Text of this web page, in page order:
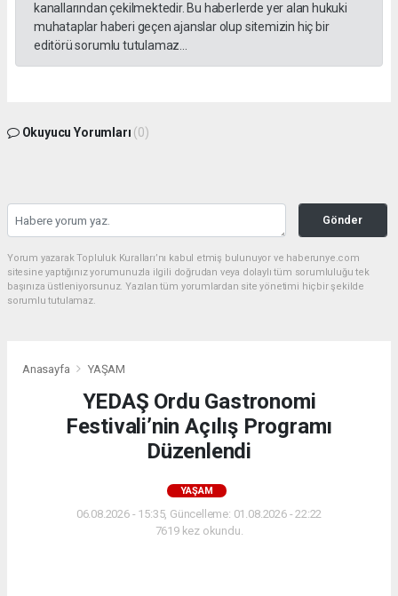
kanallarından çekilmektedir. Bu haberlerde yer alan hukuki
muhataplar haberi geçen ajanslar olup sitemizin hiç bir
editörü sorumlu tutulamaz...
Okuyucu Yorumları (0)
Gönder
Yorum yazarak Topluluk Kuralları’nı kabul etmiş bulunuyor ve haberunye.com
sitesine yaptığınız yorumunuzla ilgili doğrudan veya dolaylı tüm sorumluluğu tek
başınıza üstleniyorsunuz. Yazılan tüm yorumlardan site yönetimi hiçbir şekilde
sorumlu tutulamaz.
Anasayfa YAŞAM
YEDAŞ Ordu Gastronomi
Festivali’nin Açılış Programı
Düzenlendi
YAŞAM
06.08.2026 - 15:35, Güncelleme: 01.08.2026 - 22:22
7619 kez okundu.